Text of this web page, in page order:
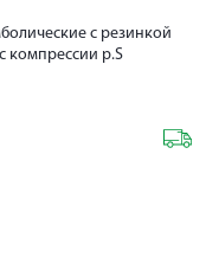
с резинкой
компрессии р.S